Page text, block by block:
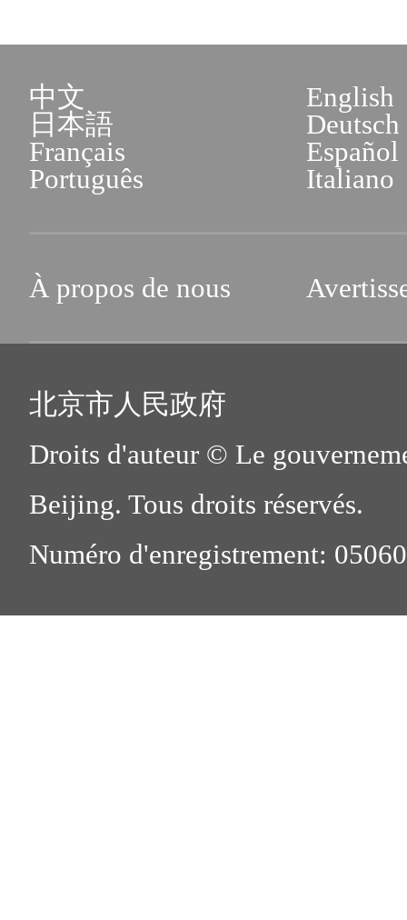
中文
English
日本語
Deutsch
Français
Español
Português
Italiano
À propos de nous
北京市人民政府
Droits d'auteur © Le
Beijing. Tous droits réservés.
Numéro d'enregistrement: